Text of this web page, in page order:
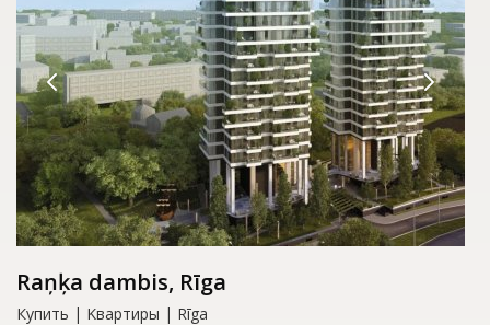
Raņķa dambis, Rīga
Купить | Kвартиры | Rīga